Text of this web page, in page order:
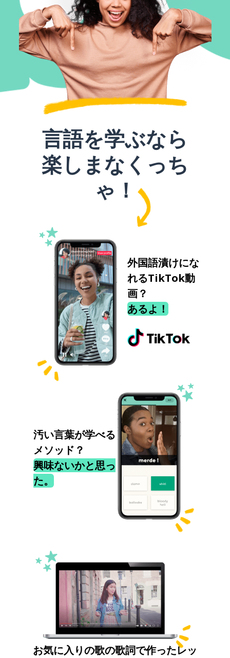
言語を学ぶなら
楽しまなくっち
ゃ！
外国語漬けにな
れるTikTok動
画？
あるよ！
汚い言葉が学べる
メソッド？
興味ないかと思っ
た。
お気に入りの歌の歌詞で作ったレッ